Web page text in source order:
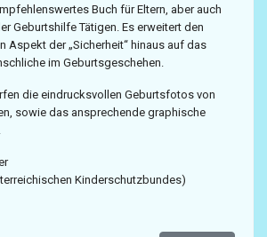
Buch für Eltern, aber auch
Geburtshilfe Tätigen. Es erweitert den
Aspekt der „Sicherheit“ hinaus auf das
im Geburtsgeschehen.
die eindrucksvollen Geburtsfotos von
sowie das ansprechende graphische
Kinderschutzbundes)